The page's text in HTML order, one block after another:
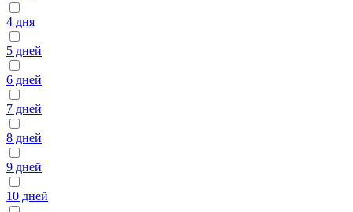
4 дня
5 дней
6 дней
7 дней
8 дней
9 дней
10 дней